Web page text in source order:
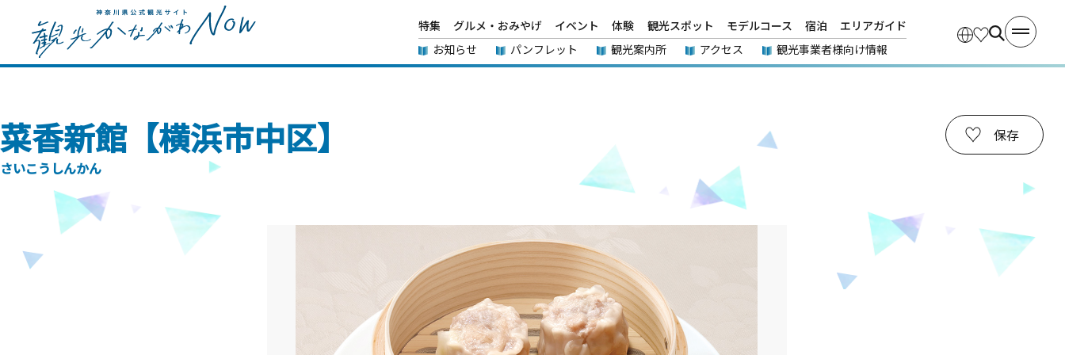
特集 グルメ・おみやげ イベント 体験 観光スポット モデルコース 宿泊
エリアガイド
お知らせ
パンフレット 観光案内所 アクセス 観光事業者様向け情報
菜香新館【横浜市中区】
さいこうしんかん
保存